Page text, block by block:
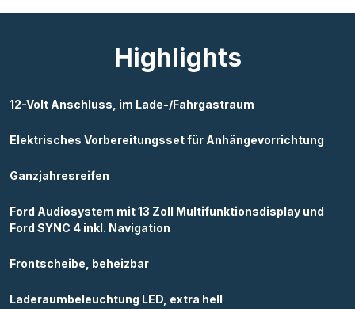
Highlights
12-Volt Anschluss, im Lade-/Fahrgastraum
Elektrisches Vorbereitungsset für Anhängevorrichtung
Ganzjahresreifen
Ford Audiosystem mit 13 Zoll Multifunktionsdisplay und
Ford SYNC 4 inkl. Navigation
Frontscheibe, beheizbar
Laderaumbeleuchtung LED, extra hell